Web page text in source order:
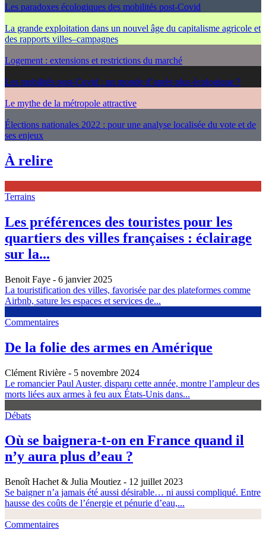
Les paradoxes écologiques des mobilités post-Covid
La grande exploitation dans un nouvel âge du capitalisme agricole et
des rapports villes–campagnes
Logement : extensions et restrictions du marché
Les mobilités post-Covid : un monde d’après plus écologique ?
Le mythe de la métropole attractive
Élections nationales 2022 : pour une analyse localisée du vote et de
ses enjeux
À relire
Terrains
Les préférences des touristes pour les
quartiers des villes françaises : éclairage
sur la...
Benoit Faye - 6 janvier 2025
La touristification des villes, favorisée par des plateformes comme
Airbnb, sature les espaces et services de...
Commentaires
De la folie des armes en Amérique
Clément Rivière - 5 novembre 2024
Le romancier Paul Auster, disparu cette année, montre l’ampleur des
morts liées aux armes à feu aux États-Unis dans...
Débats
Où se baignera-t-on en France quand il
n’y aura plus d’eau ?
Benoît Hachet & Julia Moutiez - 12 juillet 2023
Se baigner n’a jamais été aussi désirable… ni aussi compliqué. Entre
hausse des coûts de l’énergie et pénurie d’eau,...
Commentaires